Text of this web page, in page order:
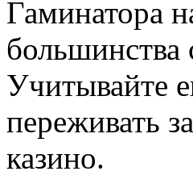
Гаминатора
большинства
Учитывайте
переживать
казино.